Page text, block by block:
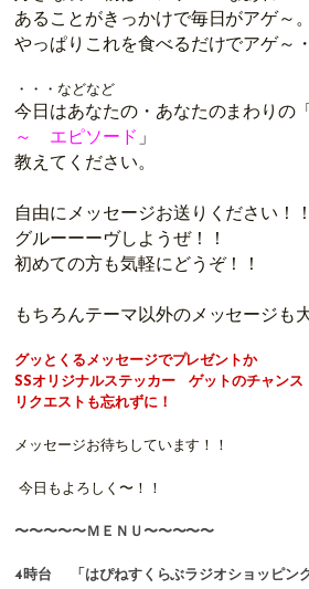
あることがきっかけで毎日がアゲ～。
やっぱりこれを食べるだけでアゲ～
・・・などなど
今日はあなたの・あなたのまわりの
～ エピソード 」
教えてください。
自由にメッセージお送りください！
グルーーーヴしようぜ！！
初めての方も気軽にどうぞ！！
もちろんテーマ以外のメッセージも
グッとくるメッセージでプレゼントか
SSオリジナルステッカーゲットのチャンス
リクエストも忘れずに！
メッセージお待ちしています！！
今日もよろしく〜！！
〜〜〜〜〜ＭＥＮＵ〜〜〜〜〜
4時台 「はぴねすくらぶラジオショッピング